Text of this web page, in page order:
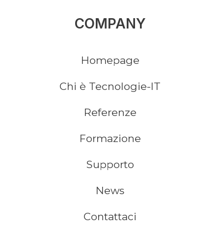
COMPANY
Homepage
Chi è Tecnologie-IT
Referenze
Formazione
Supporto
News
Contattaci